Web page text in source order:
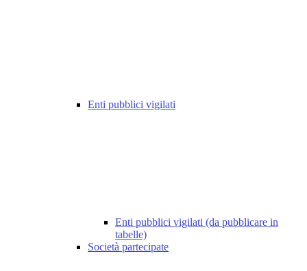
Enti pubblici vigilati
Enti pubblici vigilati (da pubblicare in
tabelle)
Società partecipate